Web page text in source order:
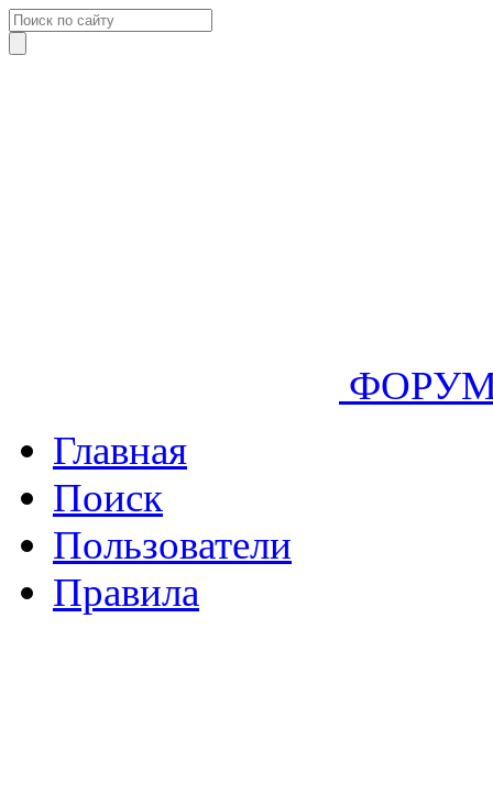
Главная
Поиск
Пользователи
Правила